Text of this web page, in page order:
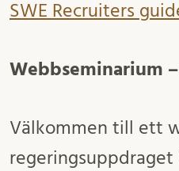
SWE Recruiters
Webbseminarium
Välkommen till ett
regeringsuppdraget